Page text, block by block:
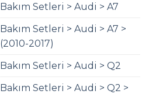
Bakım Setleri > Audi > A7
Bakım Setleri > Audi > A7 >
(2010-2017)
Bakım Setleri > Audi > Q2
Bakım Setleri > Audi > Q2 >